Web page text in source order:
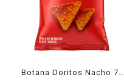
Botana Doritos Nacho 76